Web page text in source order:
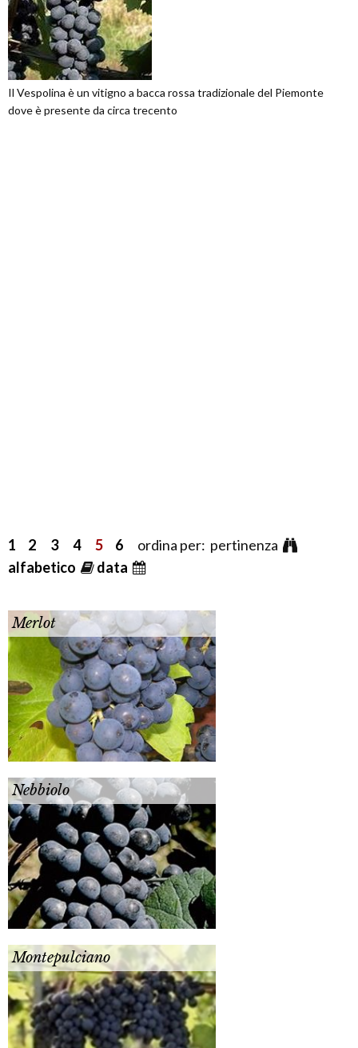
Il Vespolina è un vitigno a bacca rossa tradizionale del Piemonte
dove è presente da circa trecento
1 2 3 4 5 6 ordina per: pertinenza
alfabetico
data
Merlot
Nebbiolo
Montepulciano